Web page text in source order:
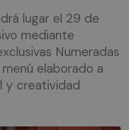
lugar el 29 de
mediante
Numeradas
elaborado a
y creatividad